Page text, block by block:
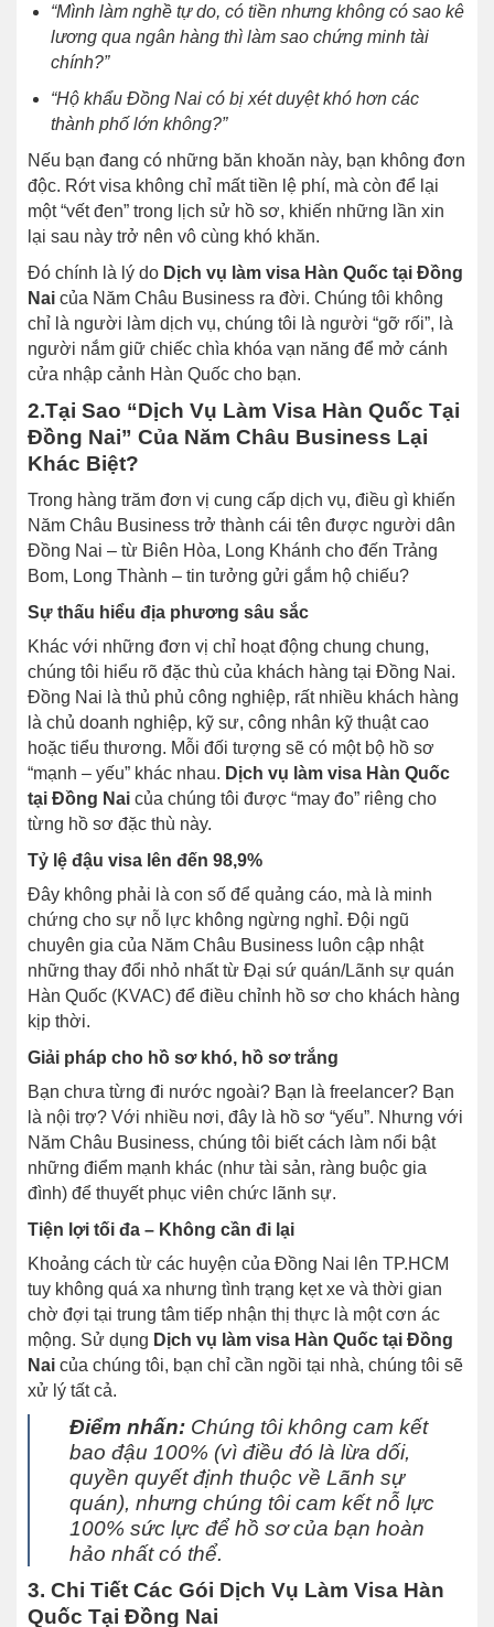
“Mình làm nghề tự do, có tiền nhưng không có sao kê
lương qua ngân hàng thì làm sao chứng minh tài
chính?”
“Hộ khẩu Đồng Nai có bị xét duyệt khó hơn các
thành phố lớn không?”
Nếu bạn đang có những băn khoăn này, bạn không đơn
độc. Rớt visa không chỉ mất tiền lệ phí, mà còn để lại
một “vết đen” trong lịch sử hồ sơ, khiến những lần xin
lại sau này trở nên vô cùng khó khăn.
Đó chính là lý do Dịch vụ làm visa Hàn Quốc tại Đồng
Nai của Năm Châu Business ra đời. Chúng tôi không
chỉ là người làm dịch vụ, chúng tôi là người “gỡ rối”, là
người nắm giữ chiếc chìa khóa vạn năng để mở cánh
cửa nhập cảnh Hàn Quốc cho bạn.
2.Tại Sao “Dịch Vụ Làm Visa Hàn Quốc Tại
Đồng Nai” Của Năm Châu Business Lại
Khác Biệt?
Trong hàng trăm đơn vị cung cấp dịch vụ, điều gì khiến
Năm Châu Business trở thành cái tên được người dân
Đồng Nai – từ Biên Hòa, Long Khánh cho đến Trảng
Bom, Long Thành – tin tưởng gửi gắm hộ chiếu?
Sự thấu hiểu địa phương sâu sắc
Khác với những đơn vị chỉ hoạt động chung chung,
chúng tôi hiểu rõ đặc thù của khách hàng tại Đồng Nai.
Đồng Nai là thủ phủ công nghiệp, rất nhiều khách hàng
là chủ doanh nghiệp, kỹ sư, công nhân kỹ thuật cao
hoặc tiểu thương. Mỗi đối tượng sẽ có một bộ hồ sơ
“mạnh – yếu” khác nhau. Dịch vụ làm visa Hàn Quốc
tại Đồng Nai của chúng tôi được “may đo” riêng cho
từng hồ sơ đặc thù này.
Tỷ lệ đậu visa lên đến 98,9%
Đây không phải là con số để quảng cáo, mà là minh
chứng cho sự nỗ lực không ngừng nghỉ. Đội ngũ
chuyên gia của Năm Châu Business luôn cập nhật
những thay đổi nhỏ nhất từ Đại sứ quán/Lãnh sự quán
Hàn Quốc (KVAC) để điều chỉnh hồ sơ cho khách hàng
kịp thời.
Giải pháp cho hồ sơ khó, hồ sơ trắng
Bạn chưa từng đi nước ngoài? Bạn là freelancer? Bạn
là nội trợ? Với nhiều nơi, đây là hồ sơ “yếu”. Nhưng với
Năm Châu Business, chúng tôi biết cách làm nổi bật
những điểm mạnh khác (như tài sản, ràng buộc gia
đình) để thuyết phục viên chức lãnh sự.
Tiện lợi tối đa – Không cần đi lại
Khoảng cách từ các huyện của Đồng Nai lên TP.HCM
tuy không quá xa nhưng tình trạng kẹt xe và thời gian
chờ đợi tại trung tâm tiếp nhận thị thực là một cơn ác
mộng. Sử dụng Dịch vụ làm visa Hàn Quốc tại Đồng
Nai của chúng tôi, bạn chỉ cần ngồi tại nhà, chúng tôi sẽ
xử lý tất cả.
Điểm nhấn: Chúng tôi không cam kết
bao đậu 100% (vì điều đó là lừa dối,
quyền quyết định thuộc về Lãnh sự
quán), nhưng chúng tôi cam kết nỗ lực
100% sức lực để hồ sơ của bạn hoàn
hảo nhất có thể.
3. Chi Tiết Các Gói Dịch Vụ Làm Visa Hàn
Quốc Tại Đồng Nai